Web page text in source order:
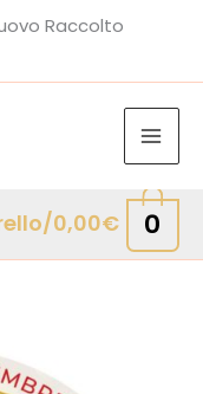
Raccolto
0,00€ 0